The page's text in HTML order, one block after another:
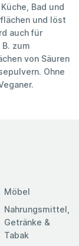
Bad und
und löst
auch für
zum
von Säuren
Ohne
Möbel
Nahrungsmittel,
Getränke &
Tabak